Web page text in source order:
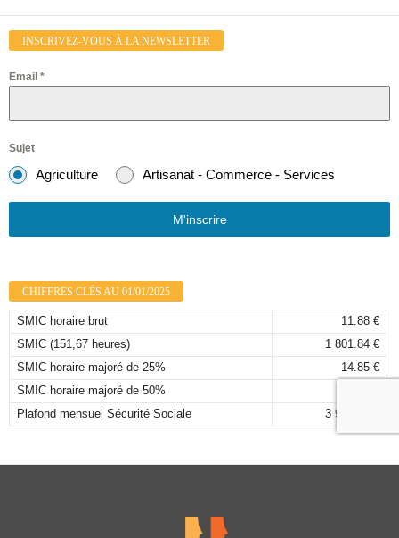
INSCRIVEZ-VOUS À LA NEWSLETTER
Email *
Sujet
Agriculture Artisanat - Commerce - Services
M'inscrire
CHIFFRES CLÉS AU 01/01/2025
SMIC horaire brut
11.88 €
SMIC (151,67 heures)
1 801.84 €
SMIC horaire majoré de 25%
14.85 €
SMIC horaire majoré de 50%
Plafond mensuel Sécurité Sociale
3 925,00 €